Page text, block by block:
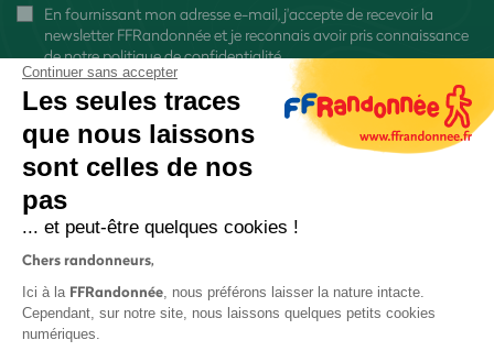
En fournissant mon adresse e-mail, j'accepte de recevoir la
newsletter FFRandonnée et je reconnais avoir pris connaissance
denotre politique de confidentialité
Continuer sans accepter
Les seules traces
que nous laissons
sont celles de nos
pas
... et peut-être quelques cookies !
Chers randonneurs,
Ici à la FFRandonnée, nous préférons laisser la nature intacte.
Cependant, sur notre site, nous laissons quelques petits cookies
numériques.